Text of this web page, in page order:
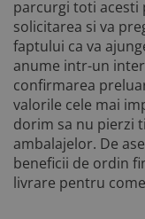
parcurgi toti acesti
solicitarea si va
faptului ca va
anume intr-un
confirmarea
valorile cele mai
dorim sa nu pierzi
ambalajelor. De
beneficii de ordin
livrare pentru